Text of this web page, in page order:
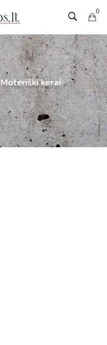
0
Moteriški kerai